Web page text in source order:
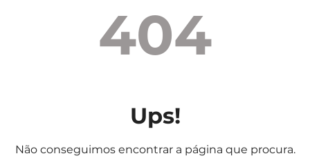
Carreira
Sociedade
404
Ups!
Não conseguimos encontrar a página que procura.